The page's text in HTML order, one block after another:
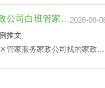
人独特性增加，其广州家政中
价格表也会增加。
天河区家政公司白班管家价格：公司声誉引导的收费标准2026-08-
推文
管家服务家政公司找的家政管